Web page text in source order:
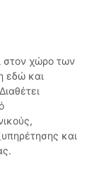
στον χώρο των
εδώ και
και